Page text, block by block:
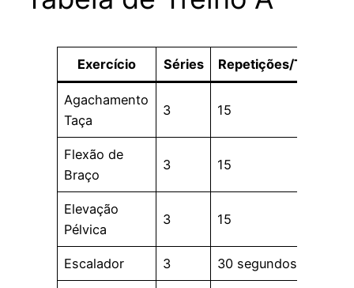
Exercício Séries Repetições/Tempo
Agachamento
Taça
3 15
Flexão de
Braço
3 15
Elevação
Pélvica
3 15
Escalador 3 30 segundos